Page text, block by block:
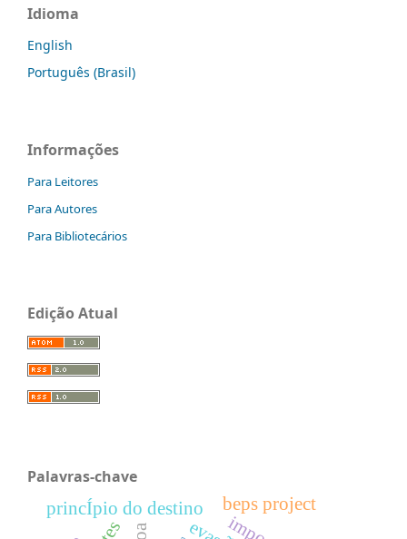
Idioma
English
Português (Brasil)
Informações
Para Leitores
Para Autores
Para Bibliotecários
Edição Atual
Palavras-chave
princÍpio do destino beps project